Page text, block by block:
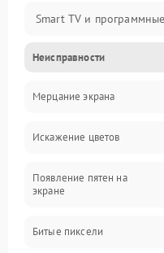
Smart TV и
Питание и запуск
Подсветка и LED-
Звук и аудиосистема
Сигнал и приём каналов
Неисправности
Мерцание экрана
Искажение цветов
Появление пятен на
экране
Битые пиксели